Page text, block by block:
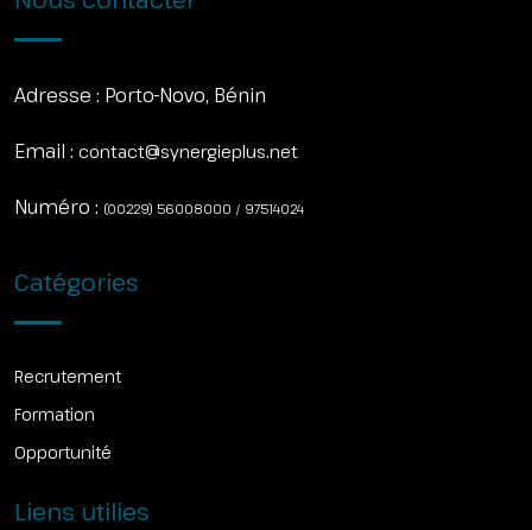
Adresse : Porto-Novo, Bénin
Email : contact@synergieplus.net
Numéro : (00229) 56008000 / 97514024
Catégories
Recrutement
Formation
Opportunité
Liens utilies